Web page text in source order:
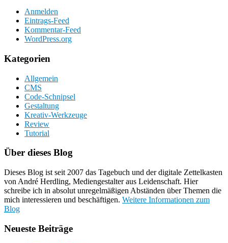
Anmelden
Eintrags-Feed
Kommentar-Feed
WordPress.org
Kategorien
Allgemein
CMS
Code-Schnipsel
Gestaltung
Kreativ-Werkzeuge
Review
Tutorial
Über dieses Blog
Dieses Blog ist seit 2007 das Tagebuch und der digitale Zettelkasten
von André Herdling, Mediengestalter aus Leidenschaft. Hier
schreibe ich in absolut unregelmäßigen Abständen über Themen die
mich interessieren und beschäftigen. Weitere Informationen zum
Blog
Neueste Beiträge